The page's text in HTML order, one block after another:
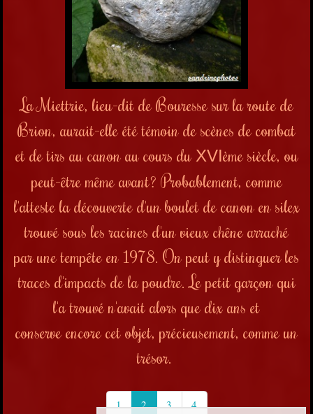
La Miettrie, lieu-dit de Bouresse sur la route de
Brion, aurait-elle été témoin de scènes de combat
et de tirs au canon au cours du XVIème siècle, ou
peut-être même avant? Probablement, comme
l'atteste la découverte d'un boulet de canon en silex
trouvé sous les racines d'un vieux chêne arraché
par une tempête en 1978. On peut y distinguer les
traces d'impacts de la poudre. Le petit garçon qui
l'a trouvé n'avait alors que dix ans et
conserve encore cet objet, précieusement, comme un
trésor.
1 2 3 4